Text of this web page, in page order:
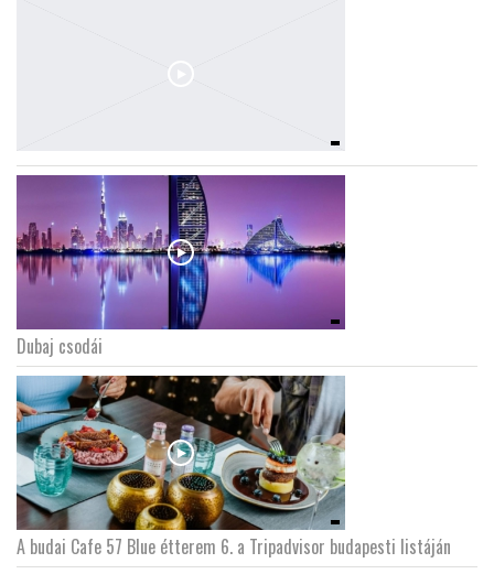
Dubaj csodái
A budai Cafe 57 Blue étterem 6. a Tripadvisor budapesti listáján